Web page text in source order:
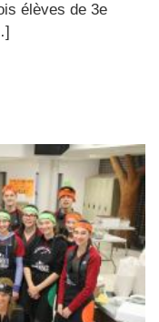
élèves de 3e